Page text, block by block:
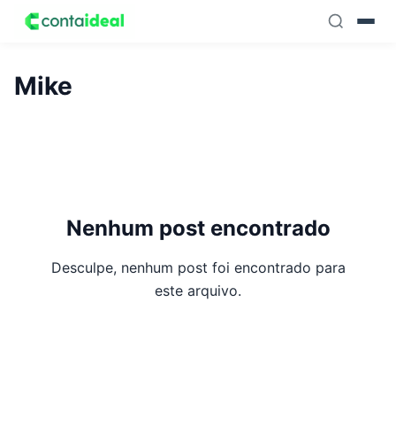
Skip to content
Mike
Nenhum post encontrado
Desculpe, nenhum post foi encontrado para
este arquivo.